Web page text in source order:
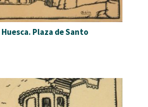
Plaza de Santo